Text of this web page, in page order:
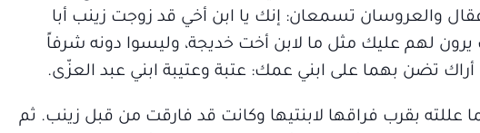
والعروسان تسمعان: إنك يا ابن أخي قد زوجت زينب أبا
لهم عليك مثل ما لابن أخت خديجة، وليسوا دونه شرفاً
أراك تضن بهما على ابني عمك: عتبة وعتيبة ابني عبد العزّى.
عللته بقرب فراقها لابنتيها وكانت قد فارقت من قبل زينب. ثم